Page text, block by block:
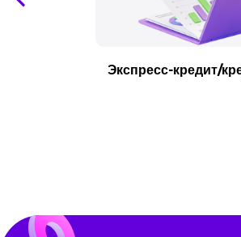
Экспресс-кредит/